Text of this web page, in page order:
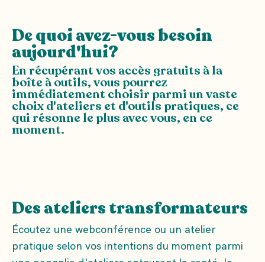
De quoi avez-vous besoin
aujourd'hui?
En récupérant vos accès gratuits à la
boîte à outils, vous pourrez
immédiatement choisir parmi un vaste
choix d'ateliers et d'outils pratiques, ce
qui résonne le plus avec vous, en ce
moment.
Des ateliers transformateurs
Écoutez une webconférence ou un atelier
pratique selon vos intentions du moment parmi